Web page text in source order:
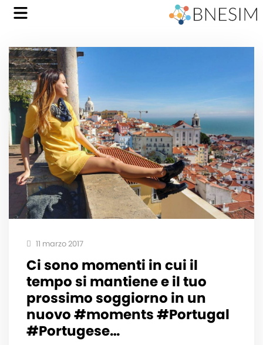
11 marzo 2017
Ci sono momenti in cui il
tempo si mantiene e il tuo
prossimo soggiorno in un
nuovo #moments #Portugal
#Portugese…